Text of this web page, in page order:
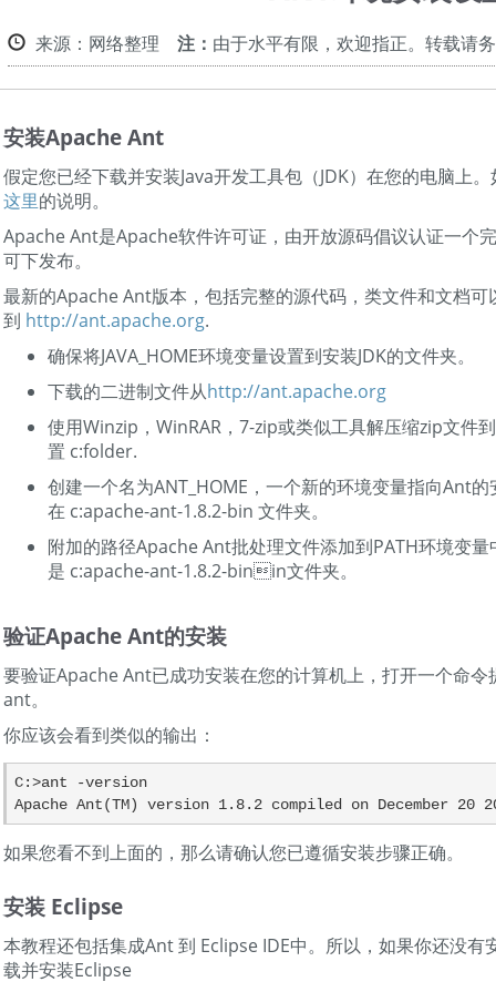
来源：网络整理 注： 由于水平有限，欢迎指正。转载请
安装Apache Ant
假定您已经下载并安装Java开发工具包（JDK）在您的电脑上
这里的说明。
Apache Ant是Apache软件许可证，由开放源码倡议认证一个
可下发布。
最新的Apache Ant版本，包括完整的源代码，类文件和文档可
到 http://ant.apache.org.
确保将JAVA_HOME环境变量设置到安装JDK的文件夹。
下载的二进制文件从http://ant.apache.org
使用Winzip，WinRAR，7-zip或类似工具解压缩zip文件
置 c:folder.
创建一个名为ANT_HOME，一个新的环境变量指向Ant
在 c:apache-ant-1.8.2-bin 文件夹。
附加的路径Apache Ant批处理文件添加到PATH环境变
是 c:apache-ant-1.8.2-binin文件夹。
验证Apache Ant的安装
要验证Apache Ant已成功安装在您的计算机上，打开一个命令
ant。
你应该会看到类似的输出：
C:>ant -version
如果您看不到上面的，那么请确认您已遵循安装步骤正确。
安装 Eclipse
本教程还包括集成Ant 到 Eclipse IDE中。所以，如果你还没有
载并安装Eclipse